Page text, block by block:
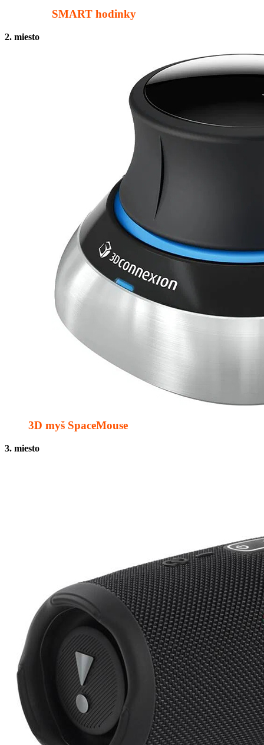
SMART hodinky
2. miesto
3D myš SpaceMouse
3. miesto